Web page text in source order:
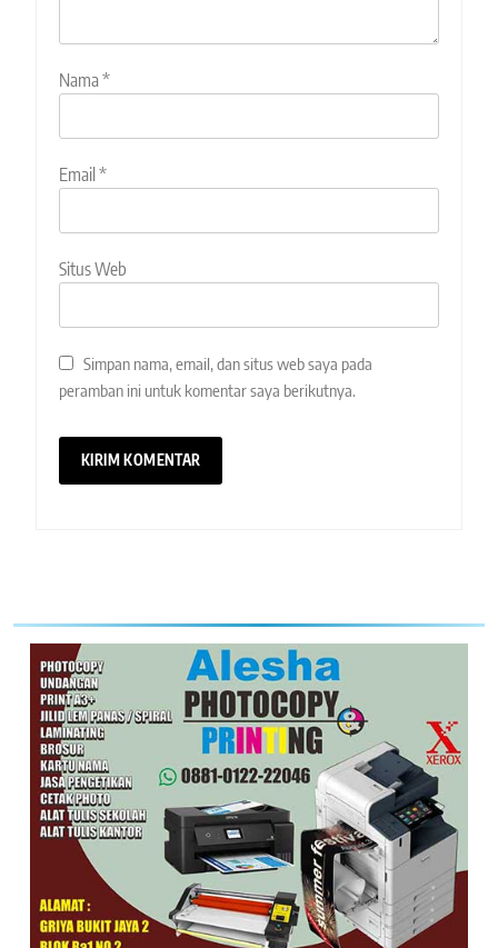
Nama*
Email *
Situs Web
Simpan nama, email, dan situs web saya pada
peramban ini untuk komentar saya berikutnya.